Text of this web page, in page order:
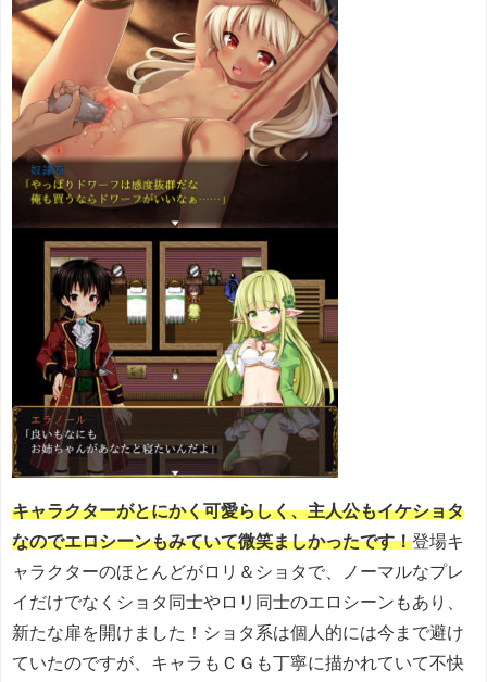
キャラクターがとにかく可愛らしく、主人公もイケショタ
なのでエロシーンもみていて微笑ましかったです！登場キ
ャラクターのほとんどがロリ＆ショタで、ノーマルなプレ
イだけでなくショタ同士やロリ同士のエロシーンもあり、
新たな扉を開けました！ショタ系は個人的には今まで避け
ていたのですが、キャラもＣＧも丁寧に描かれていて不快